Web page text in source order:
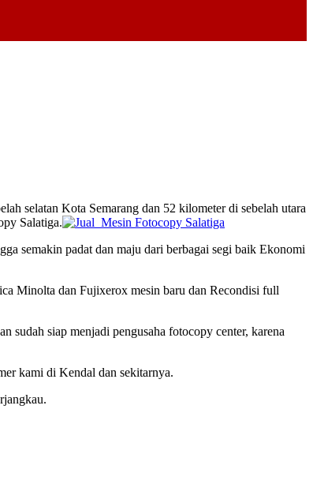
selatan Kota Semarang dan 52 kilometer di sebelah utara
Salatiga.
semakin padat dan maju dari berbagai segi baik Ekonomi
Minolta dan Fujixerox mesin baru dan Recondisi full
sudah siap menjadi pengusaha fotocopy center, karena
kami di Kendal dan sekitarnya.